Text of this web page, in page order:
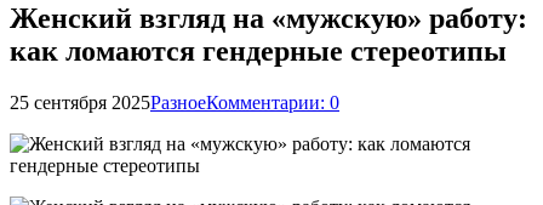
Женский взгляд на «мужскую» работу:
как ломаются гендерные стереотипы
25 сентября 2025РазноеКомментарии: 0